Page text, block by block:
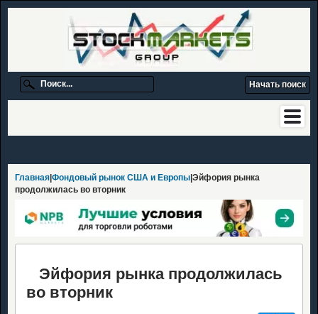
Главная Фондовый рынок США и Европы |Эйфория рынка
продолжилась во вторник
Эйфория рынка продолжилась
во вторник